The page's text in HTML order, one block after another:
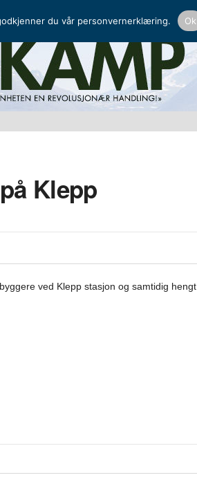
Klepp
ved Klepp stasjon og samtidig hengt
du vår personvernerklæring. Ok